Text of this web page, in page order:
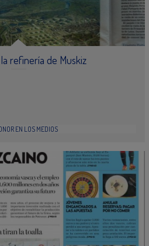
refinería de Muskiz
EN LOS MEDIOS